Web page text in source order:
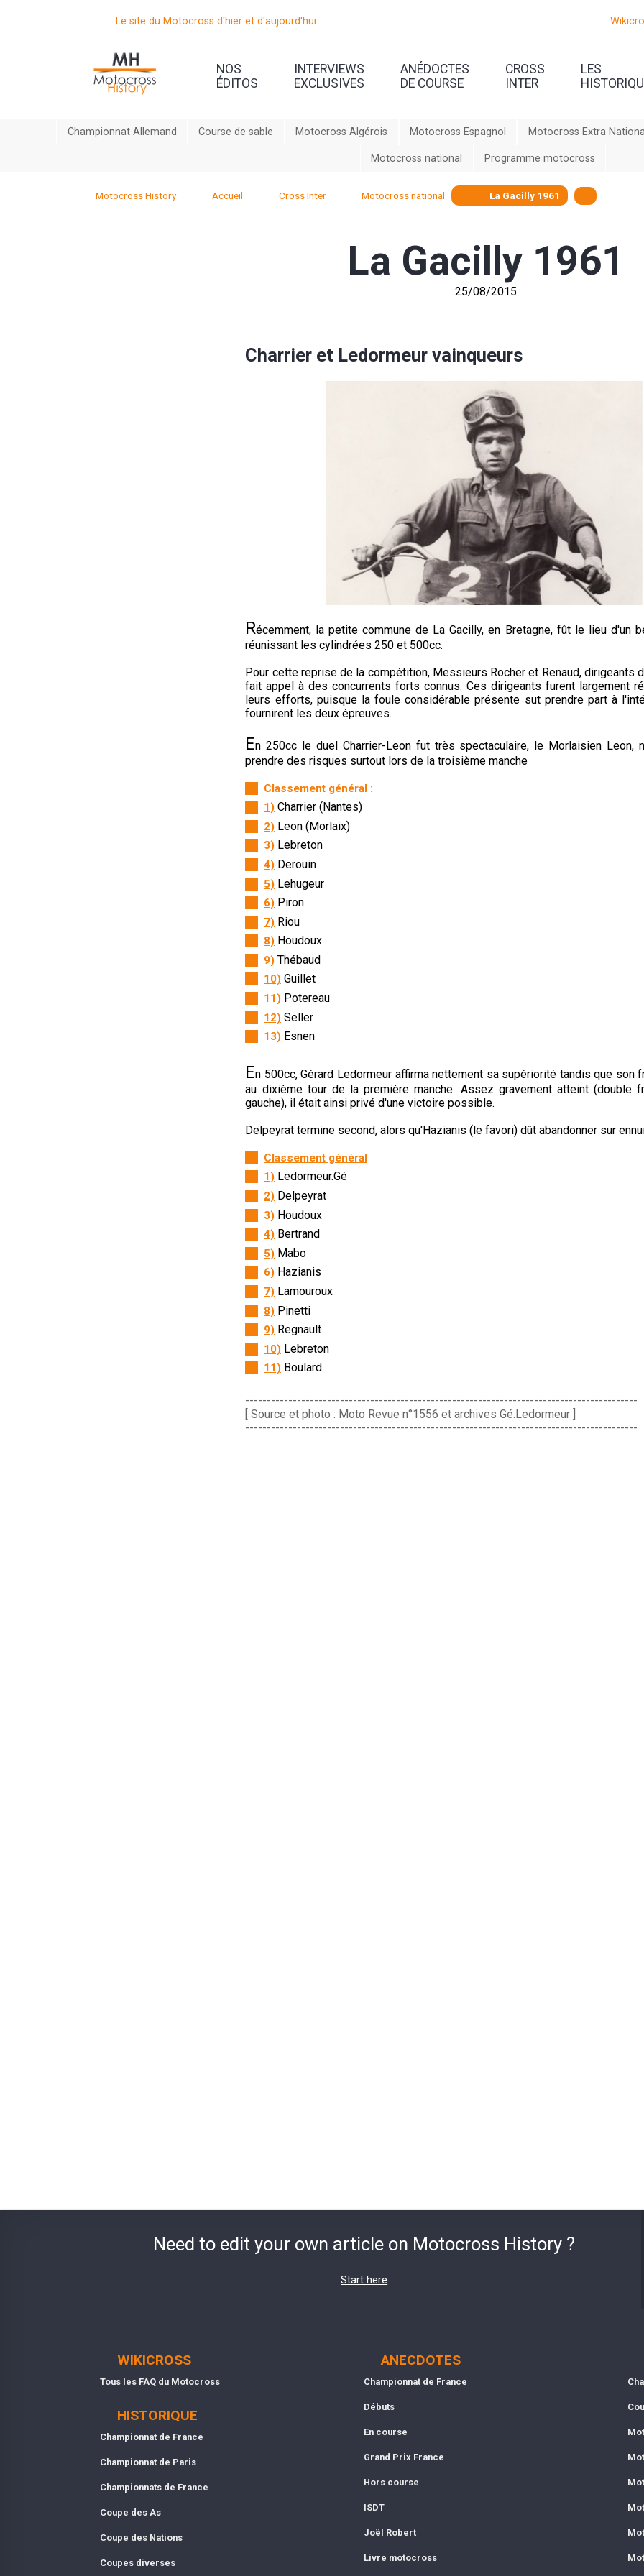
Le site du Motocross d'hier et d'aujourd'hui
NOS
ÉDITOS
INTERVIEWS
EXCLUSIVES
ANÉDOCTES
DE COURSE
CROSS
INTER
LES
Championnat Allemand Course de sable Motocross Algérois Motocross Espagnol Motocross Extra
Motocross national Programme motocross
Motocross History Accueil Cross Inter Motocross national La Gacilly 1961
La Gacilly 1961
25/08/2015
Charrier et Ledormeur vainqueurs
Récemment, la petite commune de La Gacilly, en Bretagne, fût le lieu d'un
réunissant les cylindrées 250 et 500cc.
Pour cette reprise de la compétition, Messieurs Rocher et Renaud, dirigeants
fait appel à des concurrents forts connus. Ces dirigeants furent largement
leurs efforts, puisque la foule considérable présente sut prendre part à
fournirent les deux épreuves.
En 250cc le duel Charrier-Leon fut très spectaculaire, le Morlaisien Leon,
prendre des risques surtout lors de la troisième manche
Classement général :
1)Charrier (Nantes)
2)Leon (Morlaix)
3)Lebreton
4)Derouin
5)Lehugeur
6)Piron
7)Riou
8)Houdoux
9)Thébaud
10)Guillet
11)Potereau
12)Seller
13)Esnen
En 500cc, Gérard Ledormeur affirma nettement sa supériorité tandis que son
au dixième tour de la première manche. Assez gravement atteint (double
gauche), il était ainsi privé d'une victoire possible.
Delpeyrat termine second, alors qu'Hazianis (le favori) dût abandonner sur
Classement général
1)Ledormeur.Gé
2)Delpeyrat
3)Houdoux
4)Bertrand
5)Mabo
6)Hazianis
7)Lamouroux
8)Pinetti
9)Regnault
10)Lebreton
11)Boulard
-------------------------------------------------------------------------------------------
[ Source et photo : Moto Revue n°1556 et archives Gé.Ledormeur ]
-------------------------------------------------------------------------------------------
Need to edit your own article on Motocross History ?
Start here
WIKICROSS
Tous les FAQ du Motocross
HISTORIQUE
Championnat de France
Championnat de Paris
Championnats de France
Coupe des As
Coupe des Nations
Coupes diverses
ANECDOTES
Championnat de France
Débuts
En course
Grand Prix France
Hors course
ISDT
Joël Robert
Livre motocross